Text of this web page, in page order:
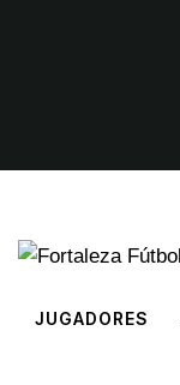
JUGADORES